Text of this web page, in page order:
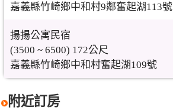
嘉義縣竹崎鄉中和村9鄰奮起湖113號
揚揚公寓民宿
(3500 ~ 6500) 172公尺
嘉義縣竹崎鄉中和村奮起湖109號
附近訂房